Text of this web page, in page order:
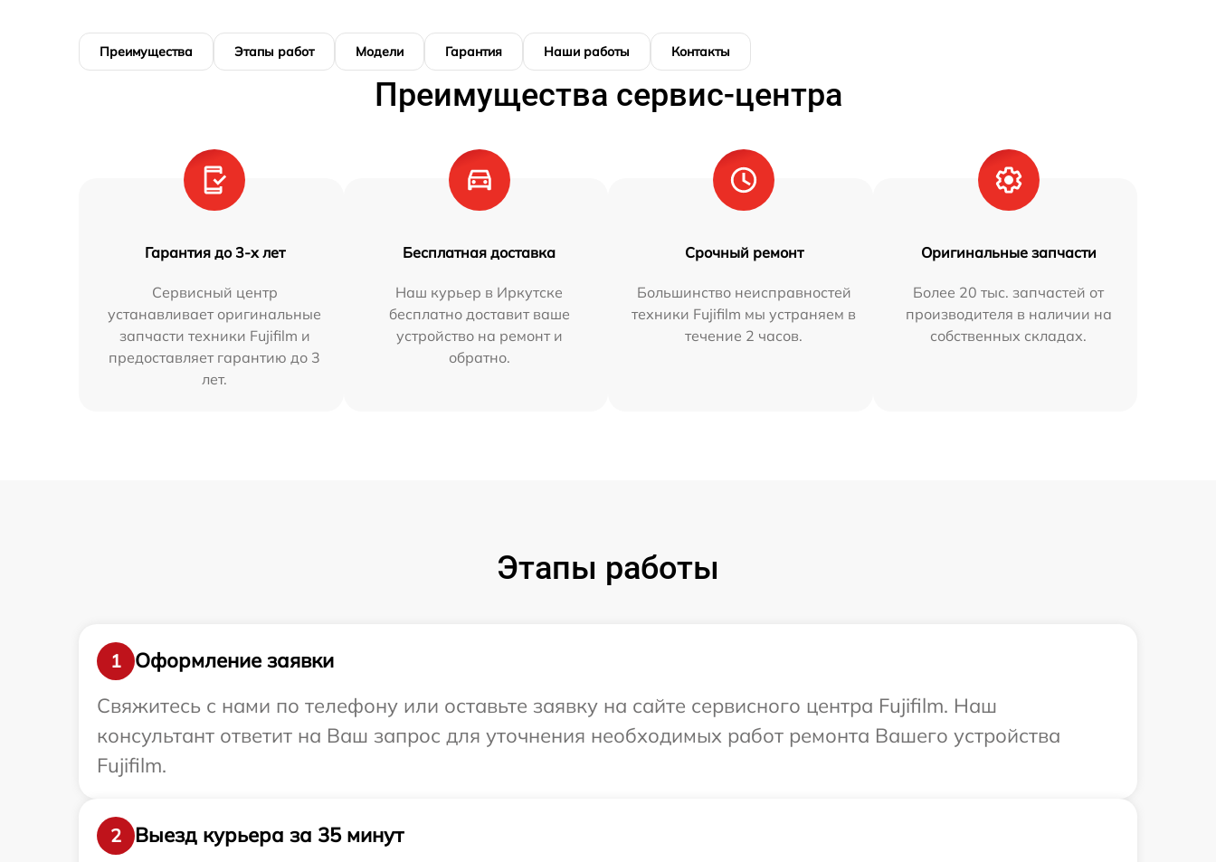
Преимущества Этапы работ Модели Гарантия Наши работы Контакты
Преимущества сервис-центра
Гарантия до 3-х лет
Сервисный центр
устанавливает оригинальные
запчасти техники Fujifilm и
предоставляет гарантию до 3
лет.
Бесплатная доставка
Наш курьер в Иркутске
бесплатно доставит ваше
устройство на ремонт и
обратно.
Срочный ремонт
Большинство неисправностей
техники Fujifilm мы устраняем в
течение 2 часов.
Оригинальные запчасти
Более 20 тыс. запчастей от
производителя в наличии на
собственных складах.
Этапы работы
1
Оформление заявки
Свяжитесь с нами по телефону или оставьте заявку на сайте сервисного центра Fujifilm. Наш
консультант ответит на Ваш запрос для уточнения необходимых работ ремонта Вашего устройства
Fujifilm.
2
Выезд курьера за 35 минут